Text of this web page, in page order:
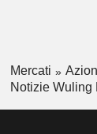
Mercati
Notizie Wuling